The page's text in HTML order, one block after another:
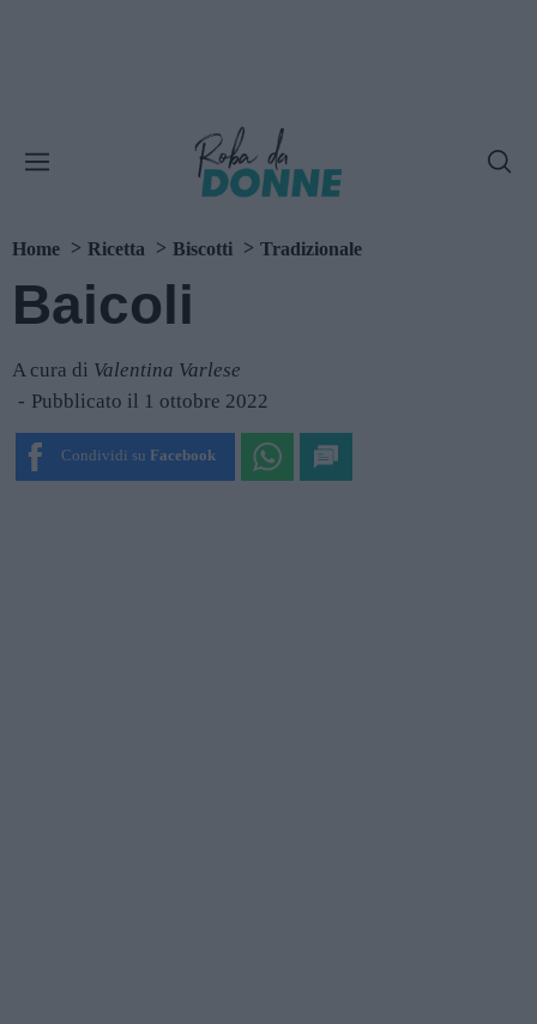
Home Ricetta Biscotti Tradizionale
Baicoli
A cura di Valentina Varlese
Pubblicato il 1 ottobre 2022
Condividi su Facebook